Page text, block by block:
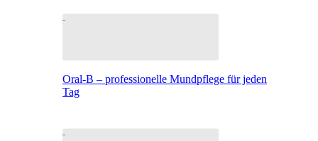
Oral-B – professionelle Mundpflege für jeden
Tag